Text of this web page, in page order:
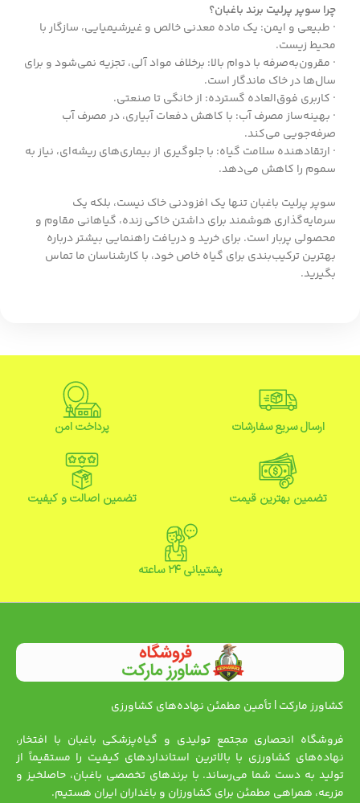
چرا سوپر پرلیت برند باغبان؟
· طبیعی و ایمن: یک ماده معدنی خالص و غیرشیمیایی، سازگار با
محیط زیست.
· مقرون‌به‌صرفه با دوام بالا: برخلاف مواد آلی، تجزیه نمی‌شود و برای
سال‌ها در خاک ماندگار است.
· کاربری فوق‌العاده گسترده: از خانگی تا صنعتی.
· بهینه‌ساز مصرف آب: با کاهش دفعات آبیاری، در مصرف آب
صرفه‌جویی می‌کند.
· ارتقادهنده سلامت گیاه: با جلوگیری از بیماری‌های ریشه‌ای، نیاز به
سموم را کاهش می‌دهد.
سوپر پرلیت باغبان تنها یک افزودنی خاک نیست، بلکه یک
سرمایه‌گذاری هوشمند برای داشتن خاکی زنده، گیاهانی مقاوم و
محصولی پربار است. برای خرید و دریافت راهنمایی بیشتر درباره
بهترین ترکیب‌بندی برای گیاه خاص خود، با کارشناسان ما تماس
بگیرید.
ارسال سریع سفارشات پرداخت امن
تضمین بهترین قیمت تضمین اصالت و کیفیت
پشتیبانی ۲۴ ساعته
کشاورز مارکت | تأمین مطمئن نهاده‌های کشاورزی
فروشگاه انحصاری مجتمع تولیدی و گیاه‌پزشکی باغبان با افتخار،
نهاده‌های کشاورزی با بالاترین استانداردهای کیفیت را مستقیماً از
تولید به دست شما می‌رساند. با برندهای تخصصی باغبان، حاصلخیز و
مزرعه، همراهی مطمئن برای کشاورزان و باغداران ایران هستیم.